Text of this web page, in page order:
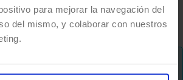
para mejorar la navegación del
del mismo, y colaborar con nuestros